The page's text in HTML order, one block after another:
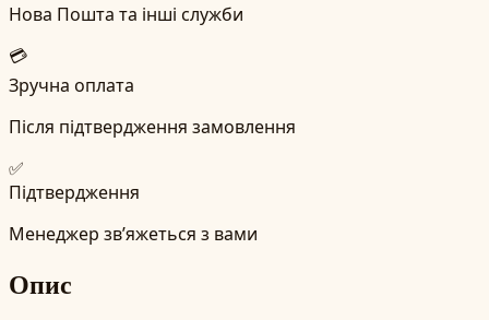
Нова Пошта та інші служби
💳
Зручна оплата
Після підтвердження замовлення
✅
Підтвердження
Менеджер зв’яжеться з вами
Опис